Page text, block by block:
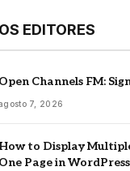
EDITORES
Open Channels FM:
7, 2026
How to Display
One Page in WordPress